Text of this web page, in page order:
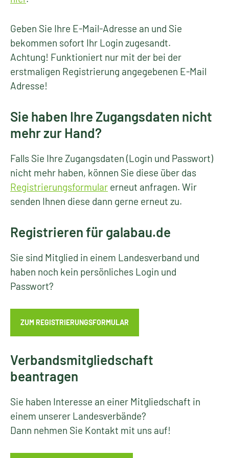
Geben Sie Ihre E-Mail-Adresse an und Sie
bekommen sofort Ihr Login zugesandt.
Achtung! Funktioniert nur mit der bei der
erstmaligen Registrierung angegebenen E-Mail
Adresse!
Sie haben Ihre Zugangsdaten nicht
mehr zur Hand?
Falls Sie Ihre Zugangsdaten (Login und Passwort)
nicht mehr haben, können Sie diese über das
Registrierungsformular erneut anfragen. Wir
senden Ihnen diese dann gerne erneut zu.
Registrieren für galabau.de
Sie sind Mitglied in einem Landesverband und
haben noch kein persönliches Login und
Passwort?
ZUM REGISTRIERUNGSFORMULAR
Verbandsmitgliedschaft
beantragen
Sie haben Interesse an einer Mitgliedschaft in
einem unserer Landesverbände?
Dann nehmen Sie Kontakt mit uns auf!